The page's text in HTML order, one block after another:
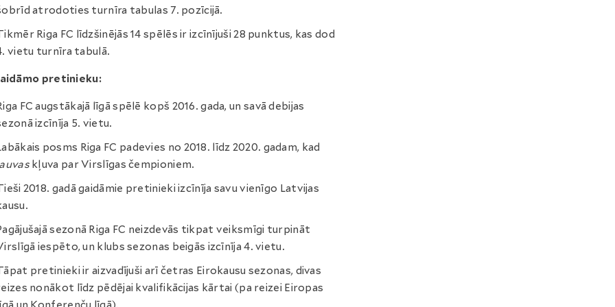
atrodoties turnīra tabulas 7. pozīcijā.
Riga FC līdzšinējās 14 spēlēs ir izcīnījuši 28 punktus, kas dod
vietu turnīra tabulā.
pretinieku:
FC augstākajā līgā spēlē kopš 2016. gada, un savā debijas
izcīnīja 5. vietu.
posms Riga FC padevies no 2018. līdz 2020. gadam, kad
kļuva par Virslīgas čempioniem.
2018. gadā gaidāmie pretinieki izcīnīja savu vienīgo Latvijas
sezonā Riga FC neizdevās tikpat veiksmīgi turpināt
iespēto, un klubs sezonas beigās izcīnīja 4. vietu.
pretinieki ir aizvadījuši arī četras Eirokausu sezonas, divas
nonākot līdz pēdējai kvalifikācijas kārtai (pa reizei Eiropas